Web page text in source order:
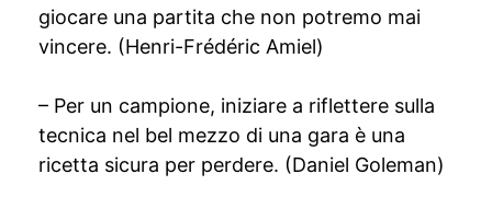
giocare una partita che non potremo mai
vincere. (Henri-Frédéric Amiel)
– Per un campione, iniziare a riflettere sulla
tecnica nel bel mezzo di una gara è una
ricetta sicura per perdere. (Daniel Goleman)